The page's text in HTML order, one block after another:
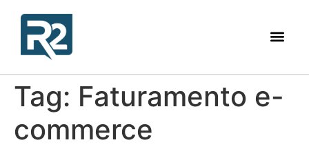
Tag: Faturamento e-
commerce